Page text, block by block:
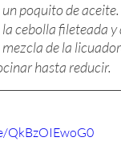
poquito de aceite.
cebolla fileteada
de la
hasta reducir.
QkBzOIEwoG0